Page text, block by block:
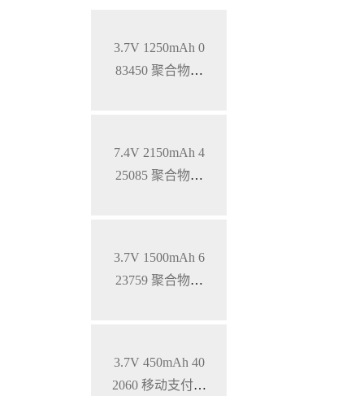
3.7V 1250mAh 0
83450 聚合物锂
7.4V 2150mAh 4
25085 聚合物锂
3.7V 1500mAh 6
23759 聚合物锂
3.7V 450mAh 40
2060 移动支付终